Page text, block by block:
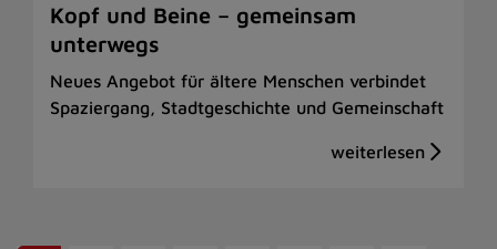
Kopf und Beine – gemeinsam
unterwegs
Neues Angebot für ältere Menschen verbindet
Spaziergang, Stadtgeschichte und Gemeinschaft